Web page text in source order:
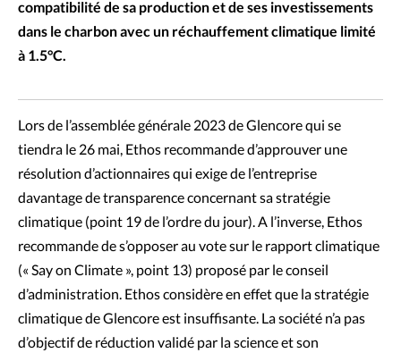
compatibilité de sa production et de ses investissements
dans le charbon avec un réchauffement climatique limité
à 1.5°C.
Lors de l’assemblée générale 2023 de Glencore qui se
tiendra le 26 mai, Ethos recommande d’approuver une
résolution d’actionnaires qui exige de l’entreprise
davantage de transparence concernant sa stratégie
climatique (point 19 de l’ordre du jour). A l’inverse, Ethos
recommande de s’opposer au vote sur le rapport climatique
(« Say on Climate », point 13) proposé par le conseil
d’administration. Ethos considère en effet que la stratégie
climatique de Glencore est insuffisante. La société n’a pas
d’objectif de réduction validé par la science et son